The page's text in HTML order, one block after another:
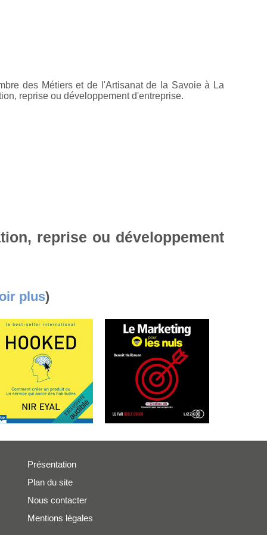
des Métiers et de l'Artisanat de la Savoie à La
reprise ou développement d'entreprise.
reprise ou développement
plus)
Présentation
Plan du site
Nous contacter
Mentions légales